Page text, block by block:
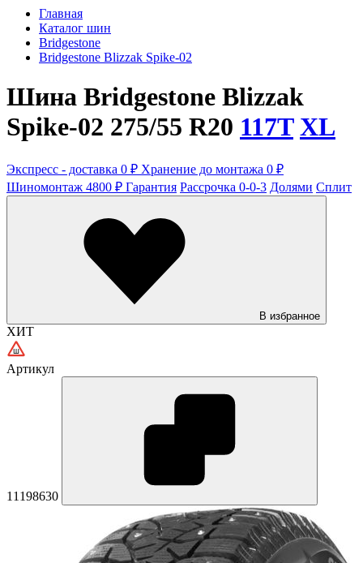
Главная
Каталог шин
Bridgestone
Bridgestone Blizzak Spike-02
Шина Bridgestone Blizzak
Spike-02 275/55 R20 117T XL
Экспресс - доставка 0 ₽ Хранение до монтажа 0 ₽
Шиномонтаж 4800 ₽ Гарантия Рассрочка 0-0-3 Долями Сплит
В избранное
ХИТ
Артикул
11198630